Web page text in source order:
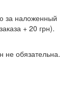
за наложенный
+ 20 грн).
не обязательна.